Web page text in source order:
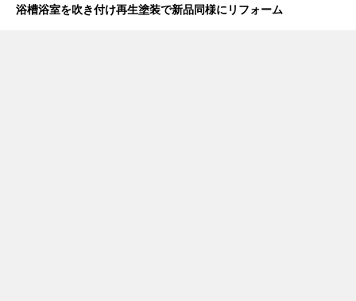
浴槽浴室を吹き付け再生塗装で新品同様にリフォーム